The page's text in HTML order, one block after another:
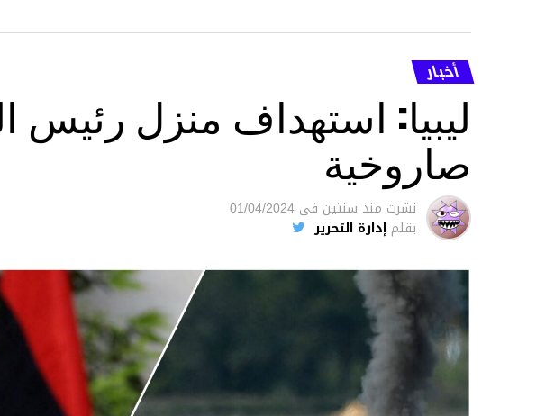
أخبار
ليبيا: استهداف منزل رئيس
صاروخية
نشرت منذ سنتين فى 01/04/2024
بقلم إدارة التحرير